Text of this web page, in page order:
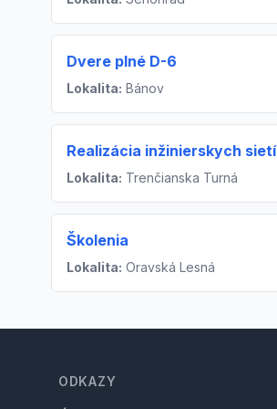
Dvere plné D-6
Lokalita: Bánov
Realizácia inžinierskych sietí
Lokalita: Trenčianska Turná
Školenia
Lokalita: Oravská Lesná
ODKAZY